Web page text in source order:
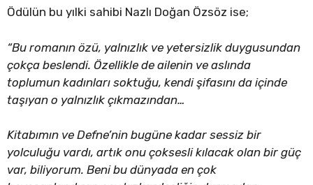
Ödülün bu yılki sahibi Nazlı Doğan Özsöz ise;
“Bu romanın özü, yalnızlık ve yetersizlik duygusundan
çokça beslendi. Özellikle de ailenin ve aslında
toplumun kadınları soktuğu, kendi şifasını da içinde
taşıyan o yalnızlık çıkmazından…
Kitabımın ve Defne’nin bugüne kadar sessiz bir
yolculuğu vardı, artık onu çoksesli kılacak olan bir güç
var, biliyorum. Beni bu dünyada en çok